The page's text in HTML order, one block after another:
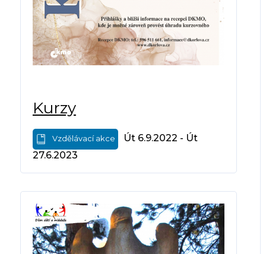
Kurzy
Vzdělávací akce
Út 6.9.2022 - Út
27.6.2023